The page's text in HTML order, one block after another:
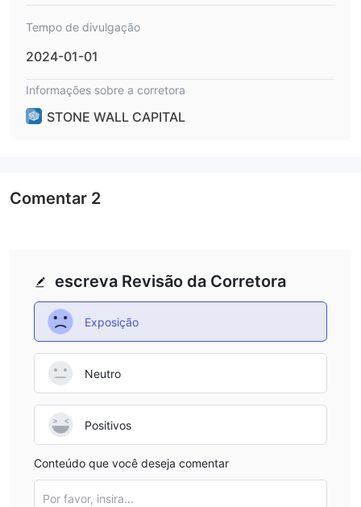
Tempo de divulgação
2024-01-01
Informações sobre a corretora
STONE WALL CAPITAL
escreva Revisão da Corretora
Exposição
Neutro
Positivos
Conteúdo que você deseja comentar
Por favor, insira...
Comentar 2